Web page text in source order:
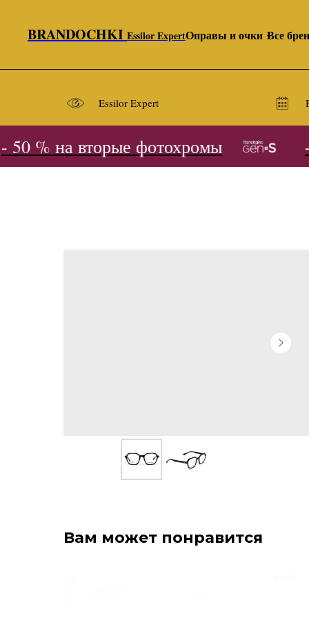
BRANDOCHKI Essilor ExpertОправы и очки Все
Essilor Expert
% на вторые фотохромы -
Вам может понравится